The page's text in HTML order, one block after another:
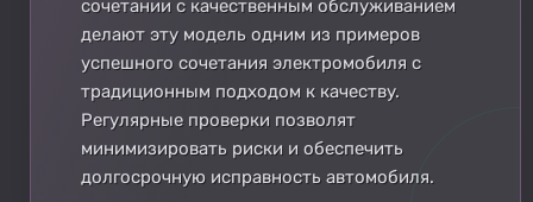
сочетании с качественным обслуживанием
делают эту модель одним из примеров
успешного сочетания электромобиля с
традиционным подходом к качеству.
Регулярные проверки позволят
минимизировать риски и обеспечить
долгосрочную исправность автомобиля.